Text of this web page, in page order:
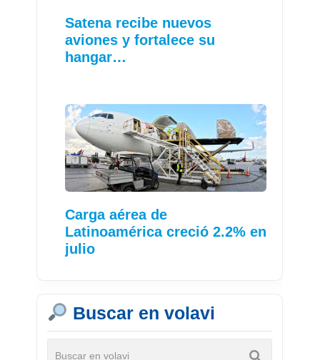
Satena recibe nuevos
aviones y fortalece su
hangar…
Carga aérea de
Latinoamérica creció 2.2% en
julio
Buscar en volavi